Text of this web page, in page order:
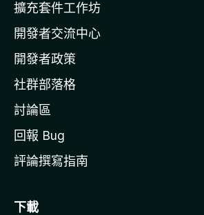
a
官
網
擴充套件工作坊
開發者交流中心
開發者政策
社群部落格
討論區
回報 Bug
評論撰寫指南
下載